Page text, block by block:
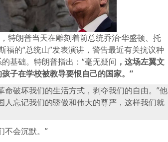
特朗普当天在雕刻着前总统乔治·华盛顿、托
福的“总统山”发表演讲，警告最近有关抗议种
基础。特朗普指出：“毫无疑问 ，这场左翼文
子在学校被教导要恨自己的国家。”
破坏我们的生活方式，剥夺我们的自由。”他
人忘记我们的骄傲和伟大的尊严，这样我们就
不会沉默。”